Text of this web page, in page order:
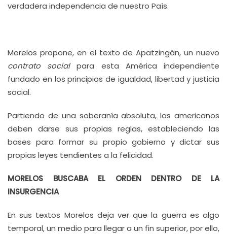
verdadera independencia de nuestro País.
Morelos propone, en el texto de Apatzingán, un nuevo
contrato socialpara esta América independiente
fundado en los principios de igualdad, libertad y justicia
social.
Partiendo de una soberanía absoluta, los americanos
deben darse sus propias reglas, estableciendo las
bases para formar su propio gobierno y dictar sus
propias leyes tendientes a la felicidad.
MORELOS BUSCABA EL ORDEN DENTRO DE LA
INSURGENCIA
En sus textos Morelos deja ver que la guerra es algo
temporal, un medio para llegar a un fin superior, por ello,